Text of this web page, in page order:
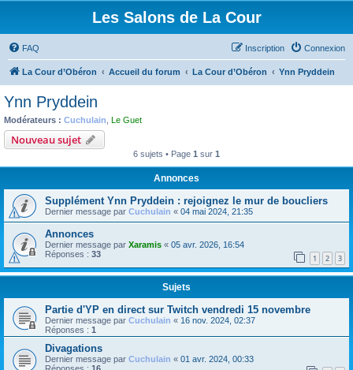
Les Salons de La Cour
FAQ Connexion
Inscription
La Cour d’Obéron Accueil du forum La Cour d’Obéron Ynn Pryddein
Ynn Pryddein
Modérateurs : Cuchulain Le Guet
Nouveau sujet
6 sujets • Page 1 sur 1
Annonces
Supplément Ynn Pryddein : rejoignez le mur de boucliers
Dernier message par Cuchulain « 04 mai 2024, 21:35
Annonces
Dernier message par Xaramis « 05 avr. 2026, 16:54
Réponses : 33 1 2 3
Sujets
Partie d'YP en direct sur Twitch vendredi 15 novembre
Dernier message par Cuchulain « 16 nov. 2024, 02:37
Réponses : 1
Divagations
Dernier message par Cuchulain « 01 avr. 2024, 00:33